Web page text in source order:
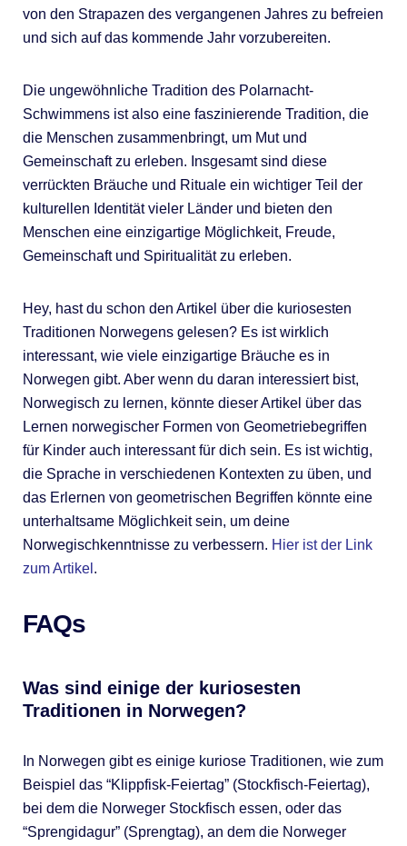
von den Strapazen des vergangenen Jahres zu befreien
und sich auf das kommende Jahr vorzubereiten.
Die ungewöhnliche Tradition des Polarnacht-
Schwimmens ist also eine faszinierende Tradition, die
die Menschen zusammenbringt, um Mut und
Gemeinschaft zu erleben. Insgesamt sind diese
verrückten Bräuche und Rituale ein wichtiger Teil der
kulturellen Identität vieler Länder und bieten den
Menschen eine einzigartige Möglichkeit, Freude,
Gemeinschaft und Spiritualität zu erleben.
Hey, hast du schon den Artikel über die kuriosesten
Traditionen Norwegens gelesen? Es ist wirklich
interessant, wie viele einzigartige Bräuche es in
Norwegen gibt. Aber wenn du daran interessiert bist,
Norwegisch zu lernen, könnte dieser Artikel über das
Lernen norwegischer Formen von Geometriebegriffen
für Kinder auch interessant für dich sein. Es ist wichtig,
die Sprache in verschiedenen Kontexten zu üben, und
das Erlernen von geometrischen Begriffen könnte eine
unterhaltsame Möglichkeit sein, um deine
Norwegischkenntnisse zu verbessern. Hier ist der Link
zum Artikel .
FAQs
Was sind einige der kuriosesten
Traditionen in Norwegen?
In Norwegen gibt es einige kuriose Traditionen, wie zum
Beispiel das “Klippfisk-Feiertag” (Stockfisch-Feiertag),
bei dem die Norweger Stockfisch essen, oder das
“Sprengidagur” (Sprengtag), an dem die Norweger